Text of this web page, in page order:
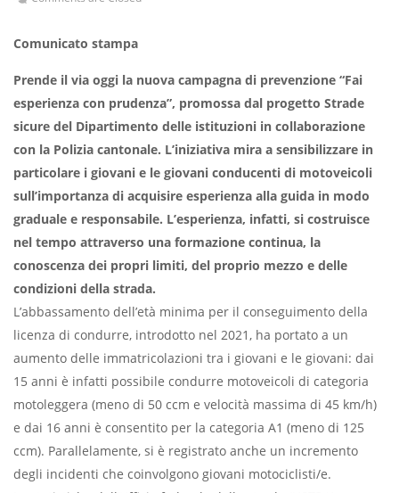
Comunicato stampa
Prende il via oggi la nuova campagna di prevenzione “Fai
esperienza con prudenza”, promossa dal progetto Strade
sicure del Dipartimento delle istituzioni in collaborazione
con la Polizia cantonale. L’iniziativa mira a sensibilizzare in
particolare i giovani e le giovani conducenti di motoveicoli
sull’importanza di acquisire esperienza alla guida in modo
graduale e responsabile. L’esperienza, infatti, si costruisce
nel tempo attraverso una formazione continua, la
conoscenza dei propri limiti, del proprio mezzo e delle
condizioni della strada.
L’abbassamento dell’età minima per il conseguimento della
licenza di condurre, introdotto nel 2021, ha portato a un
aumento delle immatricolazioni tra i giovani e le giovani: dai
15 anni è infatti possibile condurre motoveicoli di categoria
motoleggera (meno di 50 ccm e velocità massima di 45 km/h)
e dai 16 anni è consentito per la categoria A1 (meno di 125
ccm). Parallelamente, si è registrato anche un incremento
degli incidenti che coinvolgono giovani motociclisti/e.